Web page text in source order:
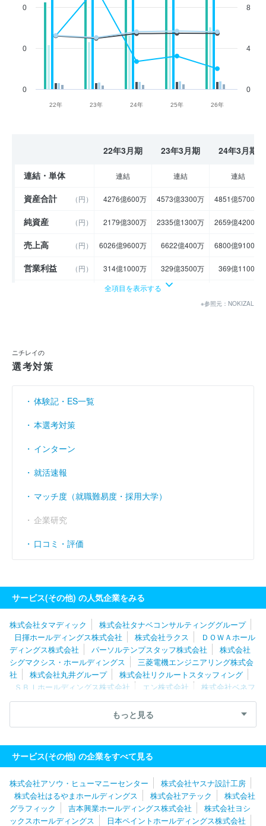
22年 23年 24年 25年 26年
0
0
0
0
4
8
22年3月期 23年3月期 24年3月期
連結・単体 連結 連結 連結
資産合計 （円） 4276億600万 4573億3300万 4851億5700万
純資産 （円） 2179億300万 2335億1300万 2659億4200万
売上高 （円） 6026億9600万 6622億400万 6800億9100万
営業利益 （円） 314億1000万 329億3500万 369億1100万
316億6700万
売上伸び率
営業利益率 （％） 5.21 4.97 5.43
経常利益率 （％）
全項目を表示する
※参照元：NOKIZAL
ニチレイの
選考対策
体験記・ES一覧
本選考対策
インターン
就活速報
マッチ度（就職難易度・採用大学）
企業研究
口コミ・評価
サービス(その他) の人気企業をみる
株式会社タマディック
株式会社タナベコンサルティンググループ
日揮ホールディングス株式会社
株式会社ラクス
ＤＯＷＡホール
ディングス株式会社
パーソルテンプスタッフ株式会社
株式会社
シグマクシス・ホールディングス
三菱電機エンジニアリング株式会
社
株式会社丸井グループ
株式会社リクルートスタッフィング
ＳＢＩホールディングス株式会社
エン株式会社
株式会社ベネフ
ィット・ワン
株式会社レイヤーズ・コンサルティング
株式会社
ディップ株式会社 株式会社構造計画研究所
三菱ケミ
カルシステム株式会社
ム株式会社
ＧＭＯペイメントゲートウェイ株式会社
グリーホー
ルディングス株式会社
株式会社ネオキャリア
博報堂プロダクツ
ソーバル株式会社 株式会社ベルパーク
もっと見る
サービス(その他) の企業をすべて見る
株式会社アソウ・ヒューマニーセンター
株式会社ヤスナ設計工房
株式会社はるやまホールディングス
株式会社アテック
株式会社
グラフィック
吉本興業ホールディングス株式会社
株式会社ヨシ
ックスホールディングス
日本ペイントホールディングス株式会社